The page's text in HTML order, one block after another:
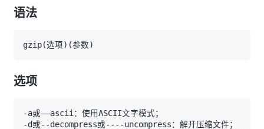
语法
gzip(选项) (参数)
选项